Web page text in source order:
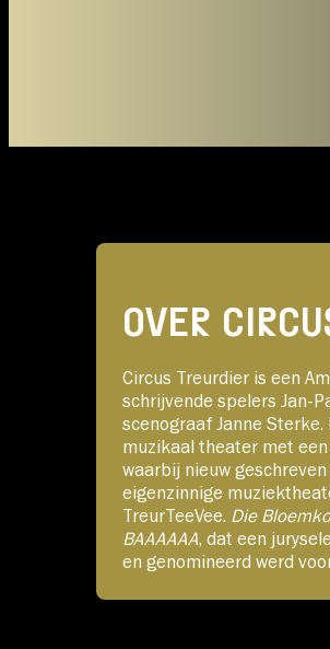
OVER
Circus Treurdier is een
schrijvende spelers Jan-
scenograaf Janne
muzikaal theater met
waarbij nieuw
eigenzinnige
TreurTeeVee. Die
BAAAAAA, dat een
en genomineerd werd